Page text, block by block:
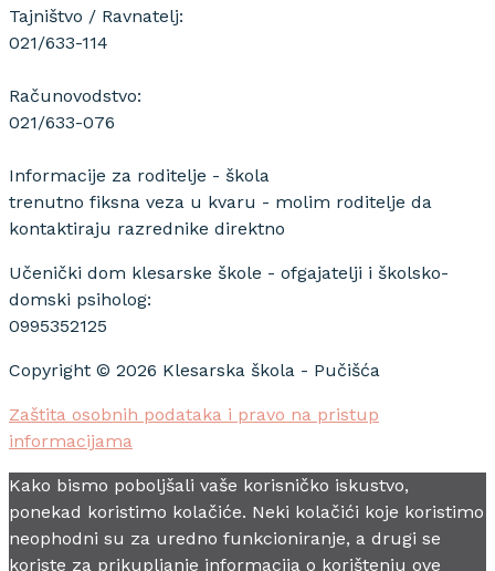
Tajništvo / Ravnatelj:
021/633-114
Računovodstvo:
021/633-076
Informacije za roditelje - škola
trenutno fiksna veza u kvaru - molim roditelje da
kontaktiraju razrednike direktno
Učenički dom klesarske škole - ofgajatelji i školsko-
domski psiholog:
0995352125
Copyright © 2026 Klesarska škola - Pučišća
Zaštita osobnih podataka i pravo na pristup
informacijama
Kako bismo poboljšali vaše korisničko iskustvo,
ponekad koristimo kolačiće. Neki kolačići koje koristimo
neophodni su za uredno funkcioniranje, a drugi se
koriste za prikupljanje informacija o korištenju ove